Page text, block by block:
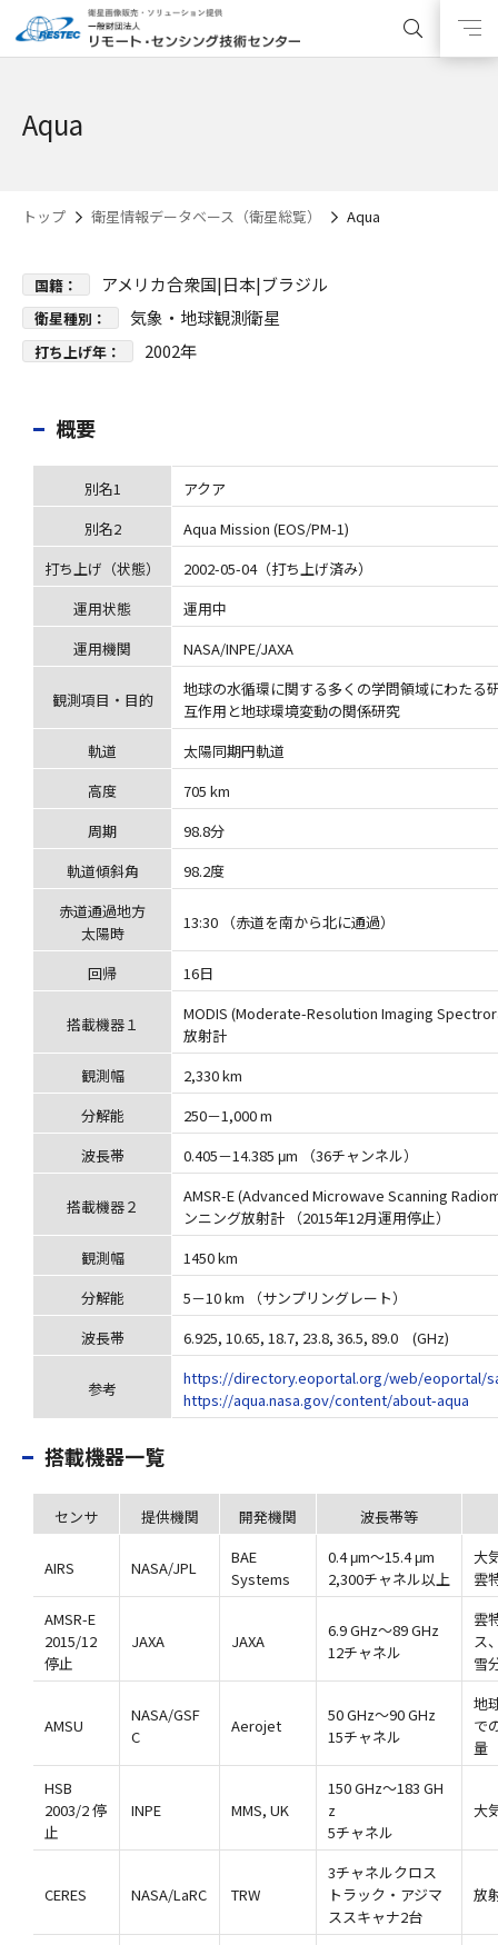
Aqua
トップ 衛星情報データベース（衛星総覧） Aqua
国籍： アメリカ合衆国|日本|ブラジル
衛星種別： 気象・地球観測衛星
打ち上げ年： 2002年
概要
別名1
アクア
別名2
Aqua Mission (EOS/PM-1)
打ち上げ（状態）
2002-05-04（打ち上げ済み）
運用状態
運用中
運用機関
NASA/INPE/JAXA
観測項目・目的
地球の水循環に関する多くの学問領域にわたる
互作用と地球環境変動の関係研究
軌道
太陽同期円軌道
高度
705 km
周期
98.8分
軌道傾斜角
98.2度
赤道通過地方
太陽時
13:30 （赤道を南から北に通過）
回帰 16日
搭載機器１
MODIS (Moderate-Resolution Imaging
放射計
観測幅
2,330 km
分解能
250－1,000 m
波長帯
0.405－14.385 μm （36チャンネル）
搭載機器２
AMSR-E (Advanced Microwave Scanning
ンニング放射計 （2015年12月運用停止）
観測幅
1450 km
分解能
5－10 km （サンプリングレート）
波長帯
6.925, 10.65, 18.7, 23.8, 36.5, 89.0 (GHz)
参考
https://directory.eoportal.org/web/eoportal/
https://aqua.nasa.gov/content/about-aqua
搭載機器一覧
センサ 提供機関 開発機関 波長帯等
AIRS NASA/JPL
BAE
Systems
0.4 μm～15.4 μm
2,300チャネル以上
大
雲
AMSR-E
2015/12
停止
JAXA JAXA
6.9 GHz～89 GHz
12チャネル
雲
ス
雪
AMSU
NASA/GSF
C
Aerojet
50 GHz～90 GHz
15チャネル
地
で
量
HSB
2003/2 停
止
INPE MMS, UK
150 GHz～183 GH
z
5チャネル
大
CERES NASA/LaRC TRW
3チャネルクロス
トラック・アジマ
ススキャナ2台
放